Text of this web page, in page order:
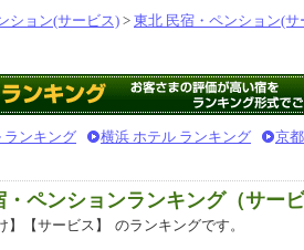
ション(サービス)> 東北 民宿・ペンション(サ
ランキング 横浜 ホテル ランキング 京
ペンションランキング（サービ
【サービス】
のランキングです。